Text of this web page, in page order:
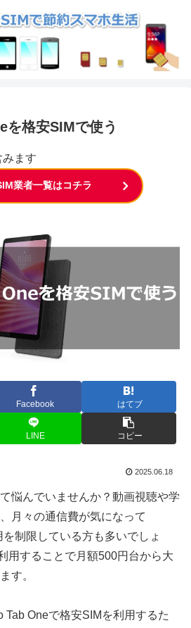
格安SIMで使う
ます
業者一覧はコチラ
Facebook はてブ
LINE コピー
2025.06.18
悩んでいませんか？動画視聴や学
月々の通信費が気になって
制限している方も多いでしょ
用することで月額500円台から大
す。
Tab Oneで格安SIMを利用するた